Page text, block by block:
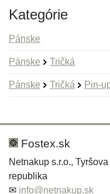
Kategórie
Pánske
Pánske Tričká
Pánske Tričká Pin-
Hodnotenie:
Meno:*
Meno:
E-mail:*
Fostex.sk
Netnakup s.r.o.,
republika
✉ info@netnakup.sk